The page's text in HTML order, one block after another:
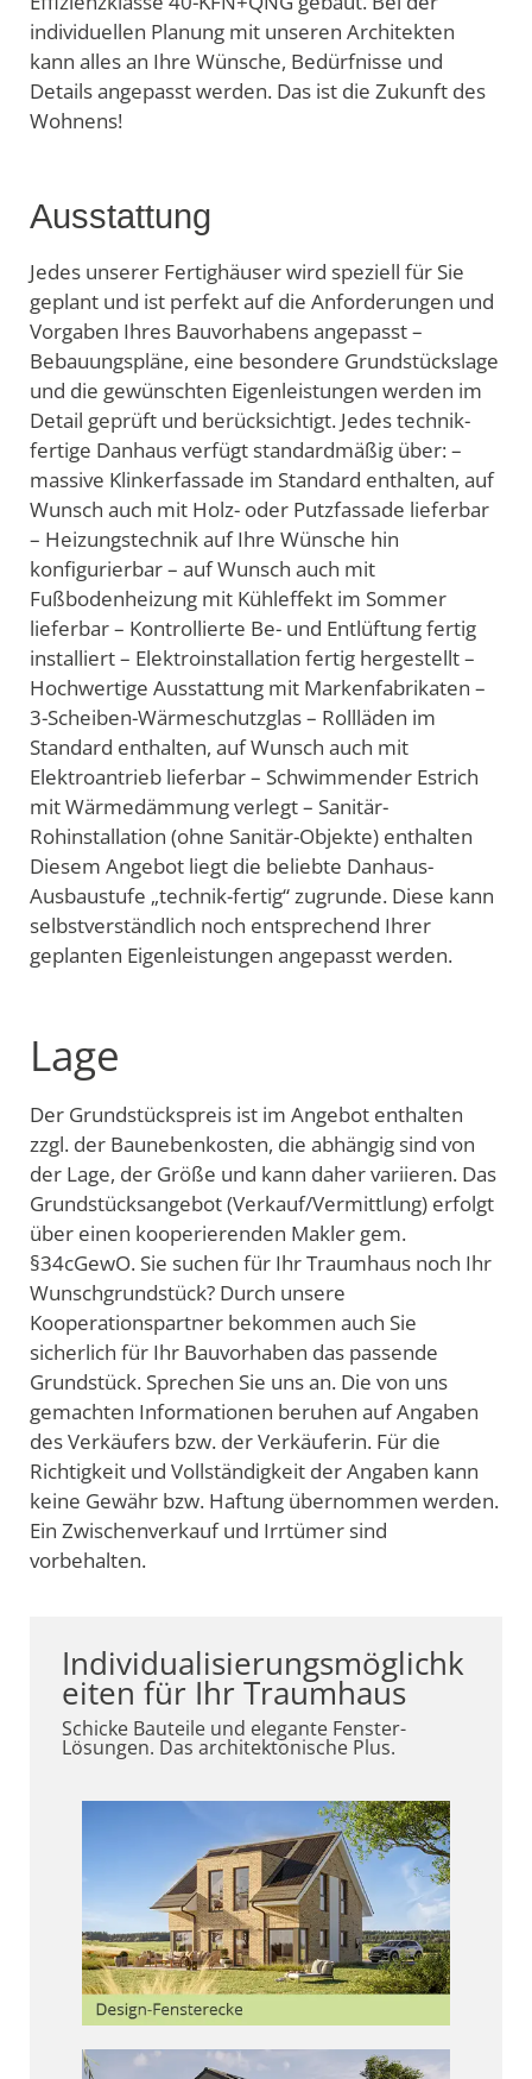
individuellen Planung mit unseren Architekten
kann alles an Ihre Wünsche, Bedürfnisse und
Details angepasst werden. Das ist die Zukunft des
Wohnens!
Ausstattung
Jedes unserer Fertighäuser wird speziell für Sie
geplant und ist perfekt auf die Anforderungen und
Vorgaben Ihres Bauvorhabens angepasst –
Bebauungspläne, eine besondere Grundstückslage
und die gewünschten Eigenleistungen werden im
Detail geprüft und berücksichtigt. Jedes technik-
fertige Danhaus verfügt standardmäßig über: –
massive Klinkerfassade im Standard enthalten, auf
Wunsch auch mit Holz- oder Putzfassade lieferbar
– Heizungstechnik auf Ihre Wünsche hin
konfigurierbar – auf Wunsch auch mit
Fußbodenheizung mit Kühleffekt im Sommer
lieferbar – Kontrollierte Be- und Entlüftung fertig
installiert – Elektroinstallation fertig hergestellt –
Hochwertige Ausstattung mit Markenfabrikaten –
3-Scheiben-Wärmeschutzglas – Rollläden im
Standard enthalten, auf Wunsch auch mit
Elektroantrieb lieferbar – Schwimmender Estrich
mit Wärmedämmung verlegt – Sanitär-
Rohinstallation (ohne Sanitär-Objekte) enthalten
Diesem Angebot liegt die beliebte Danhaus-
Ausbaustufe „technik-fertig“ zugrunde. Diese kann
selbstverständlich noch entsprechend Ihrer
geplanten Eigenleistungen angepasst werden.
Lage
Der Grundstückspreis ist im Angebot enthalten
zzgl. der Baunebenkosten, die abhängig sind von
der Lage, der Größe und kann daher variieren. Das
Grundstücksangebot (Verkauf/Vermittlung) erfolgt
über einen kooperierenden Makler gem.
§34cGewO. Sie suchen für Ihr Traumhaus noch Ihr
Wunschgrundstück? Durch unsere
Kooperationspartner bekommen auch Sie
sicherlich für Ihr Bauvorhaben das passende
Grundstück. Sprechen Sie uns an. Die von uns
gemachten Informationen beruhen auf Angaben
des Verkäufers bzw. der Verkäuferin. Für die
Richtigkeit und Vollständigkeit der Angaben kann
keine Gewähr bzw. Haftung übernommen werden.
Ein Zwischenverkauf und Irrtümer sind
vorbehalten.
Individualisierungsmöglichk
eiten für Ihr Traumhaus
Schicke Bauteile und elegante Fenster-
Lösungen. Das architektonische Plus.